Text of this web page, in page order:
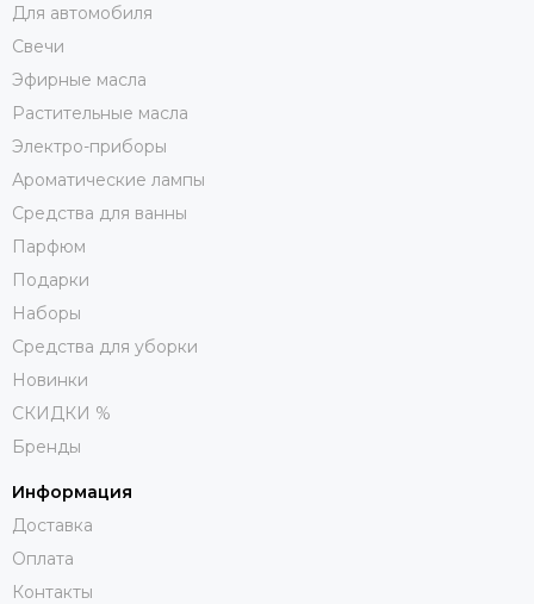
Для автомобиля
Свечи
Эфирные масла
Растительные масла
Электро-приборы
Ароматические лампы
Средства для ванны
Парфюм
Подарки
Наборы
Средства для уборки
Новинки
СКИДКИ %
Бренды
Информация
Доставка
Оплата
Контакты